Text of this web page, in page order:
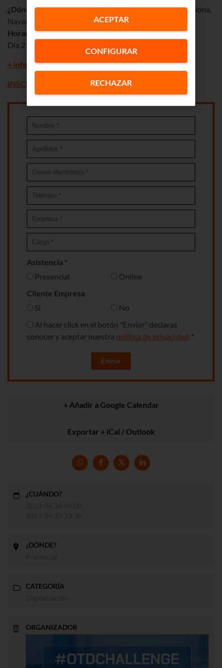
¿Dónde?:BALUARTE, Pl. del Baluarte, s/n, 31002 Pamplona,
Navarra
Horario: Día1 de 9:00h a 16:00h
Día 2 de 9:00h a 13:30h
+ información sobre otd challenge 2023
INSCRÍBETE
Asistencia *
Presencial
Online
Cliente Empresa
Si
No
Al hacer click en el botón "Enviar" declaras
conocer y aceptar nuestra política de privacidad. *
Enviar
+ Añadir a Google Calendar
Exportar + iCal / Outlook
¿CUÁNDO?
¿DÓNDE?
CATEGORÍA
ORGANIZADOR
CONFIGURAR
RECHAZAR
ACEPTAR